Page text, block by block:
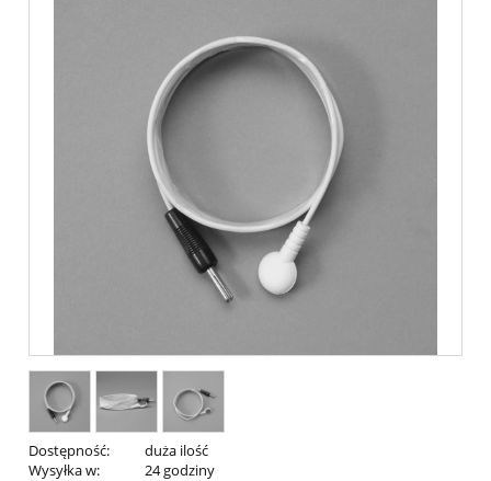
Dostępność:
duża ilość
Wysyłka w:
24 godziny